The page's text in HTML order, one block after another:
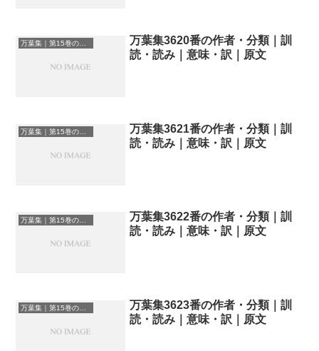
万葉集｜第15巻の和歌一覧
万葉集3620番の作者・分類｜訓
読・読み｜意味・訳｜原文
万葉集｜第15巻の和歌一覧
万葉集3621番の作者・分類｜訓
読・読み｜意味・訳｜原文
万葉集｜第15巻の和歌一覧
万葉集3622番の作者・分類｜訓
読・読み｜意味・訳｜原文
万葉集｜第15巻の和歌一覧
万葉集3623番の作者・分類｜訓
読・読み｜意味・訳｜原文